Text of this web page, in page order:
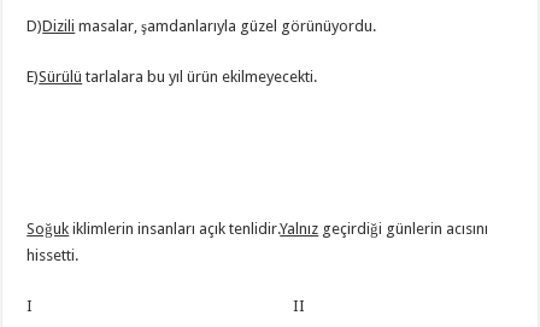
D)Dizili masalar, şamdanlarıyla güzel görünüyordu.
E)Sürülü tarlalara bu yıl ürün ekilmeyecekti.
Soğuk iklimlerin insanları açık tenlidir.Yalnız geçirdiği günlerin acısını
hissetti.
I II